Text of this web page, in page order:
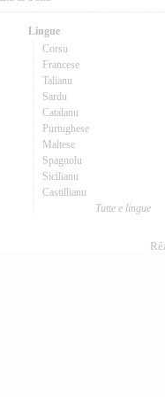
Lingue
Corsu
Francese
Talianu
Sardu
Catalanu
Purtughese
Maltese
Spagnolu
Sicilianu
Castillianu
Tutte e lingue